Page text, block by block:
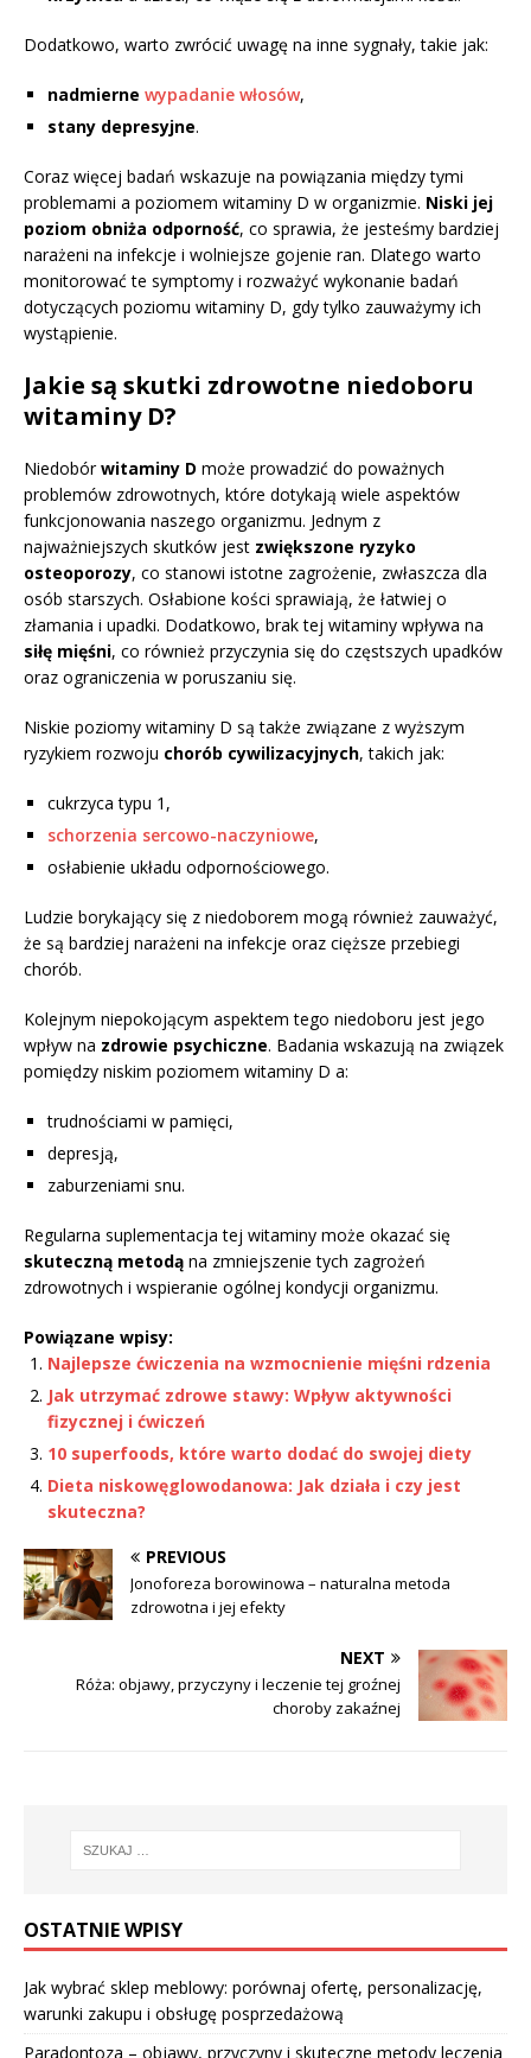
Dodatkowo, warto zwrócić uwagę na inne sygnały, takie jak:
nadmierne wypadanie włosów,
stany depresyjne.
Coraz więcej badań wskazuje na powiązania między tymi
problemami a poziomem witaminy D w organizmie. Niski jej
poziom obniża odporność, co sprawia, że jesteśmy bardziej
narażeni na infekcje i wolniejsze gojenie ran. Dlatego warto
monitorować te symptomy i rozważyć wykonanie badań
dotyczących poziomu witaminy D, gdy tylko zauważymy ich
wystąpienie.
Jakie są skutki zdrowotne niedoboru
witaminy D?
Niedobórwitaminy D może prowadzić do poważnych
problemów zdrowotnych, które dotykają wiele aspektów
funkcjonowania naszego organizmu. Jednym z
najważniejszych skutków jest zwiększone ryzyko
osteoporozy, co stanowi istotne zagrożenie, zwłaszcza dla
osób starszych. Osłabione kości sprawiają, że łatwiej o
złamania i upadki. Dodatkowo, brak tej witaminy wpływa na
siłę mięśni, co również przyczynia się do częstszych upadków
oraz ograniczenia w poruszaniu się.
Niskie poziomy witaminy D są także związane z wyższym
ryzykiem rozwoju chorób cywilizacyjnych, takich jak:
cukrzyca typu 1,
schorzenia sercowo-naczyniowe,
osłabienie układu odpornościowego.
Ludzie borykający się z niedoborem mogą również zauważyć,
że są bardziej narażeni na infekcje oraz cięższe przebiegi
chorób.
Kolejnym niepokojącym aspektem tego niedoboru jest jego
wpływ na zdrowie psychiczne. Badania wskazują na związek
pomiędzy niskim poziomem witaminy D a:
trudnościami w pamięci,
depresją,
zaburzeniami snu.
Regularna suplementacja tej witaminy może okazać się
skuteczną metodą na zmniejszenie tych zagrożeń
zdrowotnych i wspieranie ogólnej kondycji organizmu.
Powiązane wpisy:
Najlepsze ćwiczenia na wzmocnienie mięśni rdzenia
Jak utrzymać zdrowe stawy: Wpływ aktywności
fizycznej i ćwiczeń
10 superfoods, które warto dodać do swojej diety
Dieta niskowęglowodanowa: Jak działa i czy jest
skuteczna?
PREVIOUS
Jonoforeza borowinowa – naturalna metoda
zdrowotna i jej efekty
NEXT
Róża: objawy, przyczyny i leczenie tej groźnej
choroby zakaźnej
OSTATNIE WPISY
Jak wybrać sklep meblowy: porównaj ofertę, personalizację,
warunki zakupu i obsługę posprzedażową
Paradontoza – objawy, przyczyny i skuteczne metody leczenia